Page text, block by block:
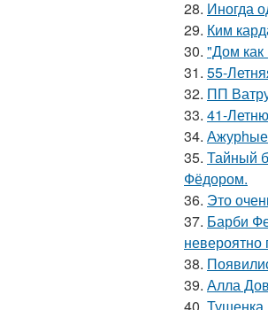
28. Иногда
29. Ким
30. "Дом как
31. 55-
32. ПП
33. 41-
34.
35. Тайный
Фёдором.
36. Это
37. Барби
невероятно
38.
39. Алла